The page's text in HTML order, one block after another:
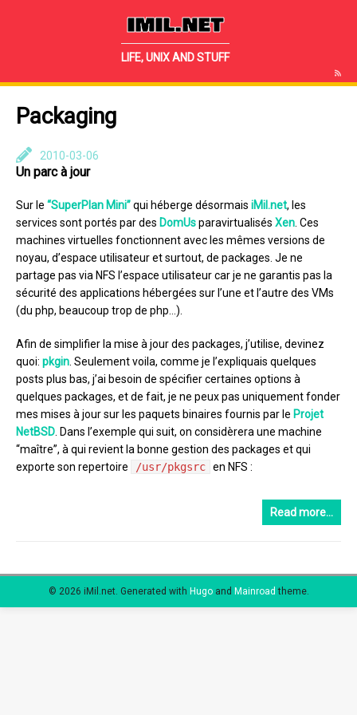
IMIL.NET
LIFE, UNIX AND STUFF
Packaging
2010-03-06
Un parc à jour
Sur le “SuperPlan Mini”qui héberge désormais iMil.net, les
services sont portés par des DomUsparavirtualisés Xen . Ces
machines virtuelles fonctionnent avec les mêmes versions de
noyau, d’espace utilisateur et surtout, de packages. Je ne
partage pas via NFS l’espace utilisateur car je ne garantis pas la
sécurité des applications hébergées sur l’une et l’autre des VMs
(du php, beaucoup trop de php…).
Afin de simplifier la mise à jour des packages, j’utilise, devinez
quoi: pkgin . Seulement voila, comme je l’expliquais quelques
posts plus bas, j’ai besoin de spécifier certaines options à
quelques packages, et de fait, je ne peux pas uniquement fonder
mes mises à jour sur les paquets binaires fournis par le Projet
NetBSD . Dans l’exemple qui suit, on considèrera une machine
“maître”, à qui revient la bonne gestion des packages et qui
exporte son repertoire
/usr/pkgsrc en NFS :
Read more…
© 2026 iMil.net. Generated with Hugoand Mainroad theme.